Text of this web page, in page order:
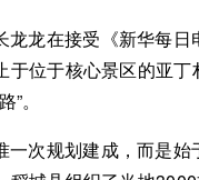
龙龙在接受《新华每
于位于核心景区的亚
。
一次规划建成，而是